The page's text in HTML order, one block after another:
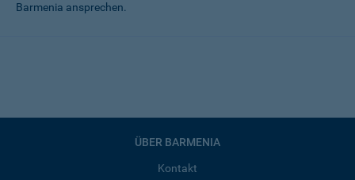
Barmenia ansprechen.
ÜBER BARMENIA
Kontakt